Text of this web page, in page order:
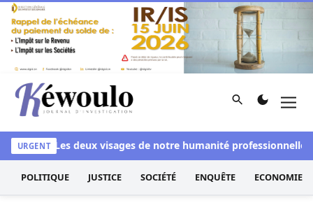
Aller au contenu
Kéwoulo, le premier site d'information et d'investigation
Rechercher
URGENTLes deux visages de notre humanité professionnelle :
POLITIQUE JUSTICE SOCIÉTÉ ENQUÊTE ECONOMIE